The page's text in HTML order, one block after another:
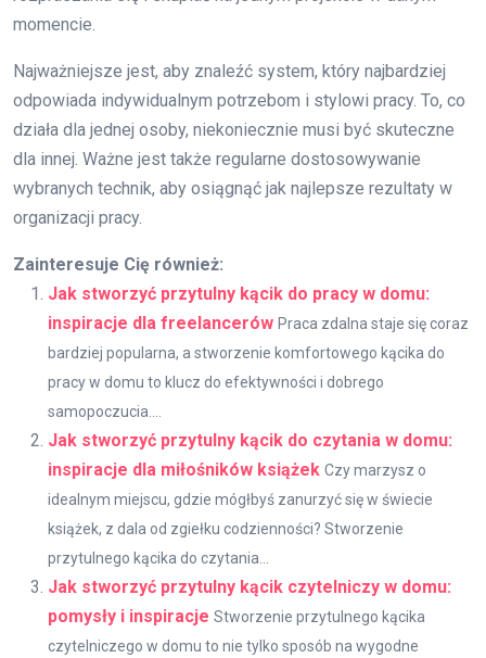
momencie.
Najważniejsze jest, aby znaleźć system, który najbardziej
odpowiada indywidualnym potrzebom i stylowi pracy. To, co
działa dla jednej osoby, niekoniecznie musi być skuteczne
dla innej. Ważne jest także regularne dostosowywanie
wybranych technik, aby osiągnąć jak najlepsze rezultaty w
organizacji pracy.
Zainteresuje Cię również:
Jak stworzyć przytulny kącik do pracy w domu:
inspiracje dla freelancerów Praca zdalna staje się coraz
bardziej popularna, a stworzenie komfortowego kącika do
pracy w domu to klucz do efektywności i dobrego
samopoczucia....
Jak stworzyć przytulny kącik do czytania w domu:
inspiracje dla miłośników książek Czy marzysz o
idealnym miejscu, gdzie mógłbyś zanurzyć się w świecie
książek, z dala od zgiełku codzienności? Stworzenie
przytulnego kącika do czytania...
Jak stworzyć przytulny kącik czytelniczy w domu:
pomysły i inspiracje Stworzenie przytulnego kącika
czytelniczego w domu to nie tylko sposób na wygodne